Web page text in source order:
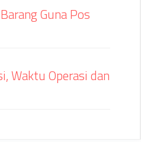
Guna Pos
Waktu Operasi dan